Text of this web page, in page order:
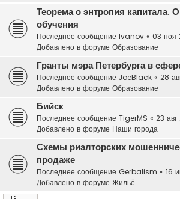
Теорема о энтропия капитала.
обучения
Последнее сообщение Ivanov « 03 ноя
Добавлено в форуме Образование
Гранты мэра Петербурга в
Последнее сообщение JoeBlack « 28
Добавлено в форуме Образование
Бийск
Последнее сообщение TigerMS « 23
Добавлено в форуме Наши города
Схемы риэлторских
продаже
Последнее сообщение Gerbalism « 16
Добавлено в форуме Жильё